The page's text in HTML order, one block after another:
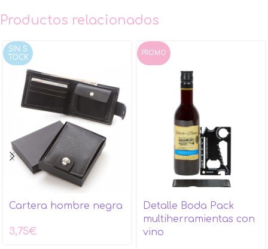
Productos relacionados
SIN S
TOCK
Cartera hombre negra
3,75€
PROMO
Detalle Boda Pack
multiherramientas con
vino